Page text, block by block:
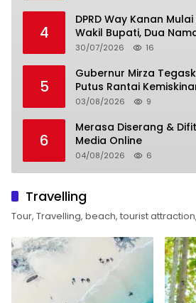
4
DPRD Way Kanan
Wakil Bupati, Dua
30/07/2026 16
5
Gubernur Mirza
Putus Rantai
03/08/2026 9
6
Merasa Diserang &
Media Online
04/08/2026 6
Travelling
Tour, Travelling, beach, tourist attraction,